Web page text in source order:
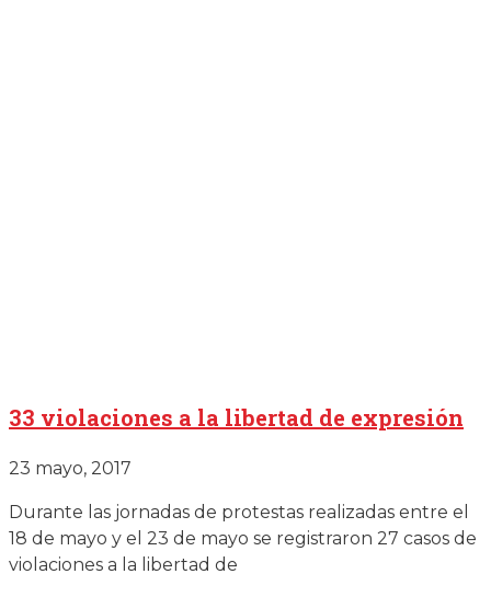
33 violaciones a la libertad de expresión
23 mayo, 2017
Durante las jornadas de protestas realizadas entre el
18 de mayo y el 23 de mayo se registraron 27 casos de
violaciones a la libertad de